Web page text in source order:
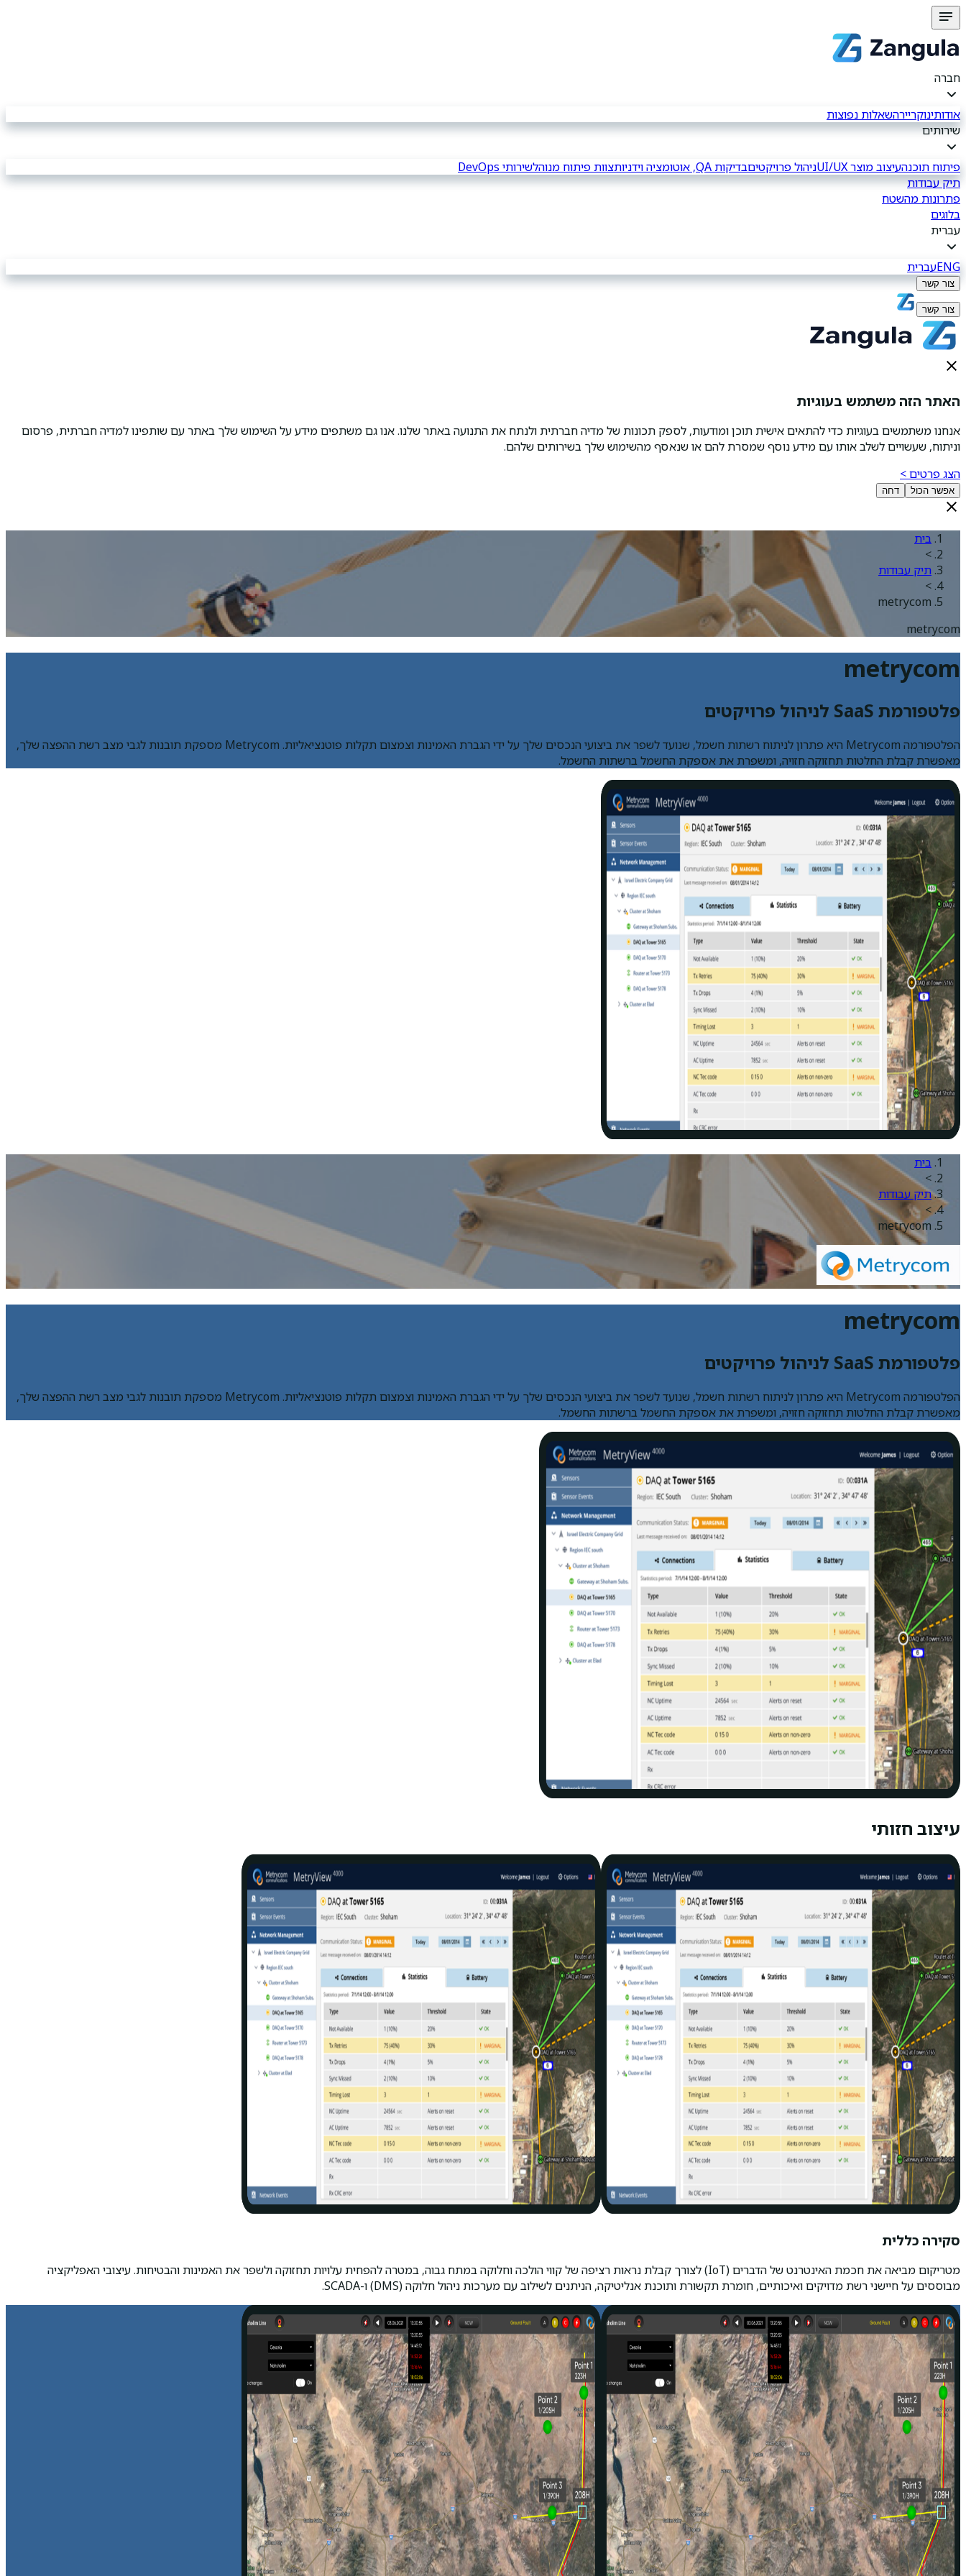
חברה
אודותינוקריירהשאלות נפוצות
שירותים
פיתוח תוכנהעיצוב מוצר UI/UX ניהול פרויקטיםבדיקות QA, אוטומציה וידניות צוות פיתוח מנוהלשירותי DevOps
תיק עבודות
פתרונות מהשטח
בלוגים
עברית
ENGעברית
צור קשר
צור קשר
האתר הזה משתמש בעוגיות
אנחנו משתמשים בעוגיות כדי להתאים אישית תוכן ומודעות, לספק תכונות של מדיה חברתית ולנתח את התנועה באתר שלנו. אנו גם משתפים מידע על השימוש שלך באתר עם שותפינו למדיה חברתית, פרסום
וניתוח, שעשויים לשלב אותו עם מידע נוסף שמסרת להם או שנאסף מהשימוש שלך בשירותים שלהם.
הצג פרטים >
אפשר הכול דחה
בית
>
תיק עבודות
>
metrycom
metrycom
metrycom
פלטפורמת SaaS לניהול פרויקטים
הפלטפורמה Metrycom היא פתרון לניתוח רשתות חשמל, שנועד לשפר את ביצועי הנכסים שלך על ידי הגברת האמינות וצמצום תקלות פוטנציאליות. Metrycom מספקת תובנות לגבי מצב רשת ההפצה שלך,
מאפשרת קבלת החלטות תחזוקה חזויה, ומשפרת את אספקת החשמל ברשתות החשמל.
בית
>
תיק עבודות
>
metrycom
metrycom
פלטפורמת SaaS לניהול פרויקטים
הפלטפורמה Metrycom היא פתרון לניתוח רשתות חשמל, שנועד לשפר את ביצועי הנכסים שלך על ידי הגברת האמינות וצמצום תקלות פוטנציאליות. Metrycom מספקת תובנות לגבי מצב רשת ההפצה שלך,
מאפשרת קבלת החלטות תחזוקה חזויה, ומשפרת את אספקת החשמל ברשתות החשמל.
עיצוב חזותי
סקירה כללית
מטריקום מביאה את חכמת האינטרנט של הדברים (IoT) לצורך קבלת נראות רציפה של קווי הולכה וחלוקה במתח גבוה, במטרה להפחית עלויות תחזוקה ולשפר את האמינות והבטיחות. עיצובי האפליקציה
מבוססים על חיישני רשת מדויקים ואיכותיים, חומרת תקשורת ותוכנת אנליטיקה, הניתנים לשילוב עם מערכות ניהול חלוקה (DMS) ו-SCADA.